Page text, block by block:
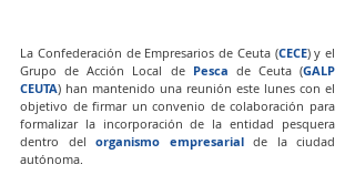
La Confederación de Empresarios de Ceuta (CECE) y el
Grupo de Acción Local de Pesca de Ceuta (GALP
CEUTA) han mantenido una reunión este lunes con el
objetivo de firmar un convenio de colaboración para
formalizar la incorporación de la entidad pesquera
dentro del organismo empresarial de la ciudad
autónoma.